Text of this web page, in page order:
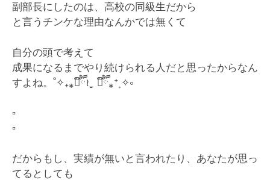
副部長にしたのは、高校の同級生だから
と言うチンケな理由なんかでは無くて
自分の頭で考えて
成果になるまでやり続けられる人だと思ったからなん
すよね。˚✧₊⁎❝᷀ົཽ≀ˍ̮ ❝᷀ົཽ⁎⁺˳✧༚
▫️
▫️
だからもし、実績が無いと言われたり、あなたが思っ
てるとしても